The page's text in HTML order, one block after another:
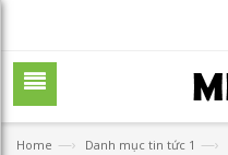
Home —› Danh mục tin tức 1 —›